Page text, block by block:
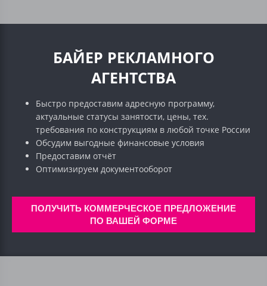
БАЙЕР РЕКЛАМНОГО
АГЕНТСТВА
Быстро предоставим адресную программу,
актуальные статусы занятости, цены, тех.
требования по конструкциям в любой точке России
Обсудим выгодные финансовые условия
Предоставим отчёт
Оптимизируем документооборот
ПОЛУЧИТЬ КОММЕРЧЕСКОЕ ПРЕДЛОЖЕНИЕ
ПО ВАШЕЙ ФОРМЕ